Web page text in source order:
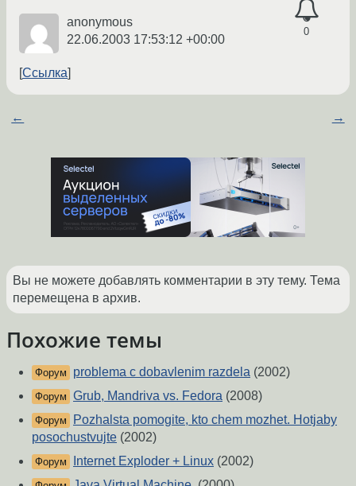
0
anonymous
22.06.2003 17:53:12 +00:00
Ссылка
← →
Вы не можете добавлять комментарии в эту тему. Тема
перемещена в архив.
Похожие темы
Форум problema c dobavlenim razdela (2002)
Форум Grub, Mandriva vs. Fedora (2008)
Форум
Pozhalsta pomogite, kto chem mozhet. Hotjaby
posochustvujte (2002)
Форум Internet Exploder + Linux (2002)